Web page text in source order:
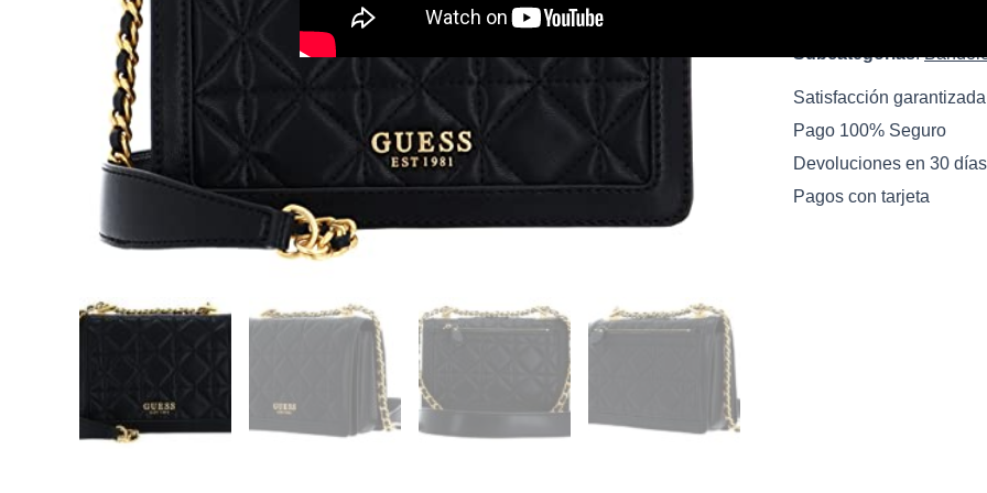
Subcategorias:
Satisfacción garantizada
Pago 100% Seguro
Devoluciones en 30 días
Pagos con tarjeta